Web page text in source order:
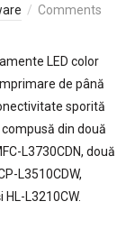
Comments
LED color
de până
sporită
din două
L3730CDN, două
L3510CDW,
L3210CW.